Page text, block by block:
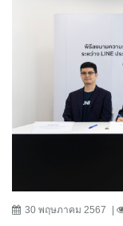
30 พฤษภาคม 2567